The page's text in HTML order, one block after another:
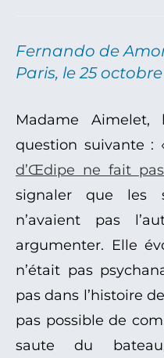
Fernando de
Paris, le 25
Madame
question suivante :
d’Œdipe ne fait
signaler que les
n’avaient pas
argumenter. Elle
n’était pas
pas dans l’histoire
pas possible de
saute du